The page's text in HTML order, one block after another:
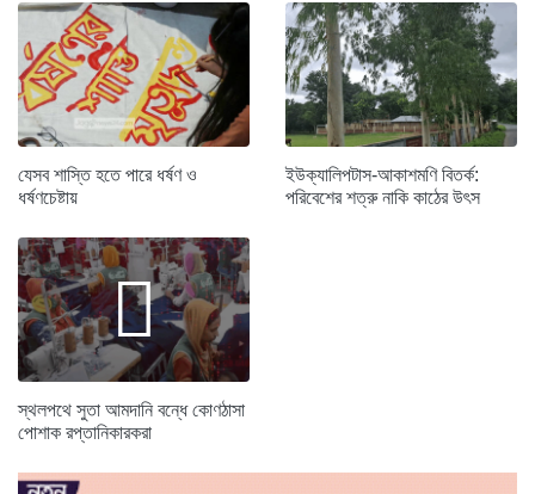
যেসব শাস্তি হতে পারে ধর্ষণ ও
ধর্ষণচেষ্টায়
ইউক্যালিপটাস-আকাশমণি বিতর্ক:
পরিবেশের শত্রু নাকি কাঠের উৎস
স্থলপথে সুতা আমদানি বন্ধে কোণঠাসা
পোশাক রপ্তানিকারকরা